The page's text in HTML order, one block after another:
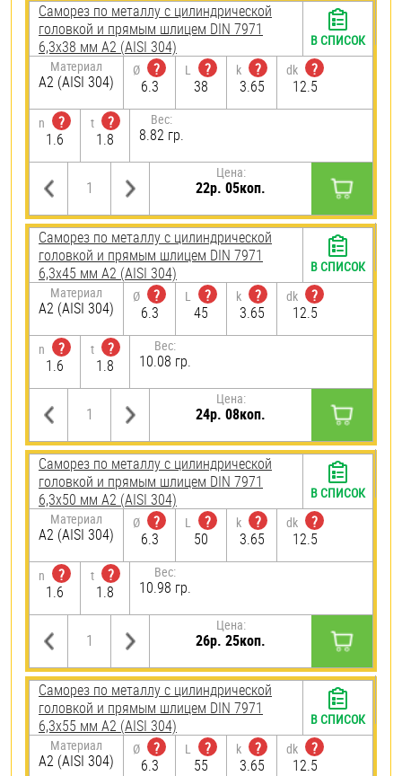
Саморез по металлу с цилиндрической
головкой и прямым шлицем DIN 7971
6,3х38 мм А2 (AISI 304)
Материал
А2 (AISI 304)
Ø
?
6.3
L
?
38
k
?
3.65
dk
?
12.5
n
?
1.6
t
?
1.8
Вес:
8.82 гр.
Цена:
22р. 05коп.
В СПИСОК
Саморез по металлу с цилиндрической
головкой и прямым шлицем DIN 7971
6,3х45 мм А2 (AISI 304)
Материал
А2 (AISI 304)
Ø
?
6.3
L
?
45
k
?
3.65
dk
?
12.5
n
?
1.6
t
?
1.8
Вес:
10.08 гр.
Цена:
24р. 08коп.
В СПИСОК
Саморез по металлу с цилиндрической
головкой и прямым шлицем DIN 7971
6,3х50 мм А2 (AISI 304)
Материал
А2 (AISI 304)
Ø
?
6.3
L
?
50
k
?
3.65
dk
?
12.5
n
?
1.6
t
?
1.8
Вес:
10.98 гр.
Цена:
26р. 25коп.
В СПИСОК
Саморез по металлу с цилиндрической
головкой и прямым шлицем DIN 7971
6,3х55 мм А2 (AISI 304)
Материал
А2 (AISI 304)
Ø
?
6.3
L
?
55
k
?
3.65
dk
?
12.5
В СПИСОК